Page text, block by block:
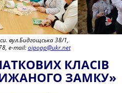
вул.Бидгощська 38/1,
e-mail:oipopp@ukr.net
КЛАСІВ
ЗАМКУ»